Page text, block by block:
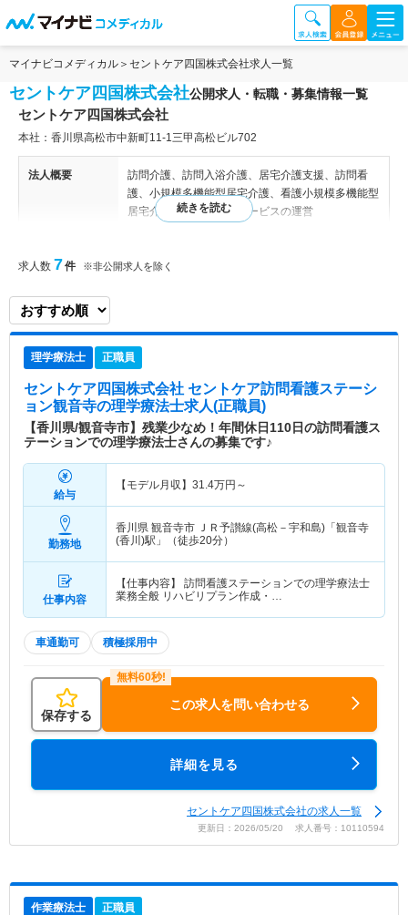
マイナビコメディカル セントケア四国株式会社求人一覧
セントケア四国株式会社公開求人・転職・募集情報一覧
セントケア四国株式会社
本社：香川県高松市中新町11‐1三甲高松ビル702
法人概要
訪問介護、訪問入浴介護、居宅介護支援、訪問看
護、小規模多機能型居宅介護、看護小規模多機能型
居宅介護、障がい福祉サービスの運営
があたたかい心になれるようなサービスが出来るよ
求人数 7件 ※非公開求人を除く
理学療法士 正職員
セントケア四国株式会社 セントケア訪問看護ステーシ
ョン観音寺の理学療法士求人(正職員)
【香川県/観音寺市】残業少なめ！年間休日110日の訪問看護ス
テーションでの理学療法士さんの募集です♪
給与
【モデル月収】 31.4万円～
勤務地
香川県 観音寺市
ＪＲ予讃線(高松－宇和島)「観音寺
(香川)駅」（徒歩20分）
仕事内容
【仕事内容】 訪問看護ステーションでの理学療法士
業務全般 リハビリプラン作成・…
車通勤可 積極採用中
保存する
この求人を問い合わせる
詳細を見る
セントケア四国株式会社の求人一覧
更新日：2026/05/20 求人番号：10110594
作業療法士 正職員